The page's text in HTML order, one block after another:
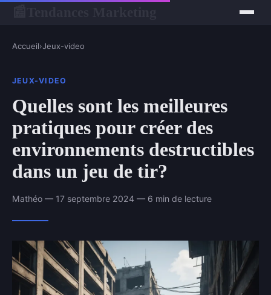
Accueil›Jeux-video
JEUX-VIDEO
Quelles sont les meilleures
pratiques pour créer des
environnements destructibles
dans un jeu de tir?
Mathéo — 17 septembre 2024 — 6 min de lecture